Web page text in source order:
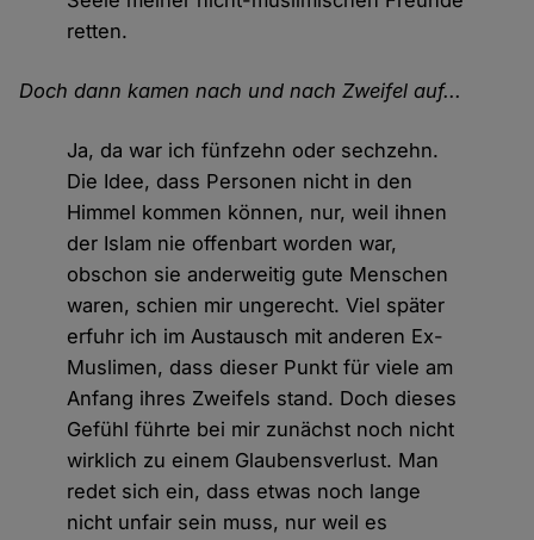
retten.
Doch dann kamen nach und nach Zweifel auf...
Ja, da war ich fünfzehn oder sechzehn.
Die Idee, dass Personen nicht in den
Himmel kommen können, nur, weil ihnen
der Islam nie offenbart worden war,
obschon sie anderweitig gute Menschen
waren, schien mir ungerecht. Viel später
erfuhr ich im Austausch mit anderen Ex-
Muslimen, dass dieser Punkt für viele am
Anfang ihres Zweifels stand. Doch dieses
Gefühl führte bei mir zunächst noch nicht
wirklich zu einem Glaubensverlust. Man
redet sich ein, dass etwas noch lange
nicht unfair sein muss, nur weil es